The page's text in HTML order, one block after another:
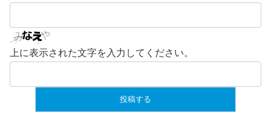
上に表示された文字を入力してください。